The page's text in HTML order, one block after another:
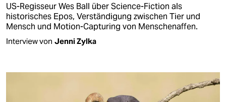
US-Regisseur Wes Ball über Science-Fiction als
historisches Epos, Verständigung zwischen Tier und
Mensch und Motion-Capturing von Menschenaffen.
Interview von Jenni Zylka